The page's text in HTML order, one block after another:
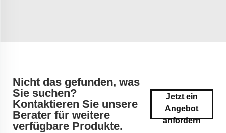
Nicht das gefunden, was
Sie suchen?
Kontaktieren Sie unsere
Berater für weitere
verfügbare Produkte.
Jetzt ein
Angebot
anfordern